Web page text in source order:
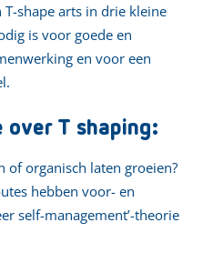
shape arts in drie kleine
is voor goede en
en voor een
over T shaping:
of organisch laten groeien?
hebben voor- en
self-management’-theorie